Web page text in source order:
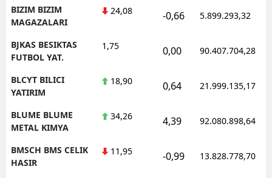
BIZIM BIZIM
MAGAZALARI
24,08 -0,66 5.899.293,32
BJKAS BESIKTAS
FUTBOL YAT.
1,75 0,00 90.407.704,28
BLCYT BILICI
YATIRIM
18,90 0,64 21.999.135,17
BLUME BLUME
METAL KIMYA
34,26 4,39 92.080.898,64
BMSCH BMS CELIK
HASIR
11,95 -0,99 13.828.778,70